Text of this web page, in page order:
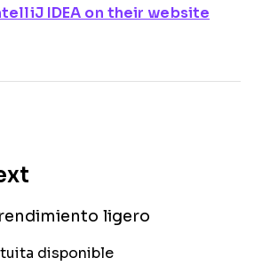
IDEA on their website
ligero
disponible